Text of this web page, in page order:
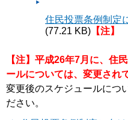
住民投票条例制定
(77.21 KB) 【注】
【注】平成26年7月に、住
ールについては、変更され
変更後のスケジュールにつ
ださい。